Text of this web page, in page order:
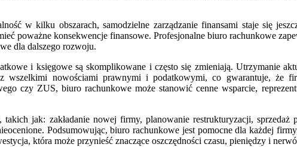
w kilku obszarach, samodzielne zarządzanie finansami staje się
poważne konsekwencje finansowe. Profesjonalne biuro rachunkowe
dla dalszego rozwoju.
i księgowe są skomplikowane i często się zmieniają. Utrzymanie
wszelkimi nowościami prawnymi i podatkowymi, co gwarantuje, że
czy ZUS, biuro rachunkowe może stanowić cenne wsparcie,
jak: zakładanie nowej firmy, planowanie restrukturyzacji, sprzedaż
Podsumowując, biuro rachunkowe jest pomocne dla każdej
która może przynieść znaczące oszczędności czasu, pieniędzy i